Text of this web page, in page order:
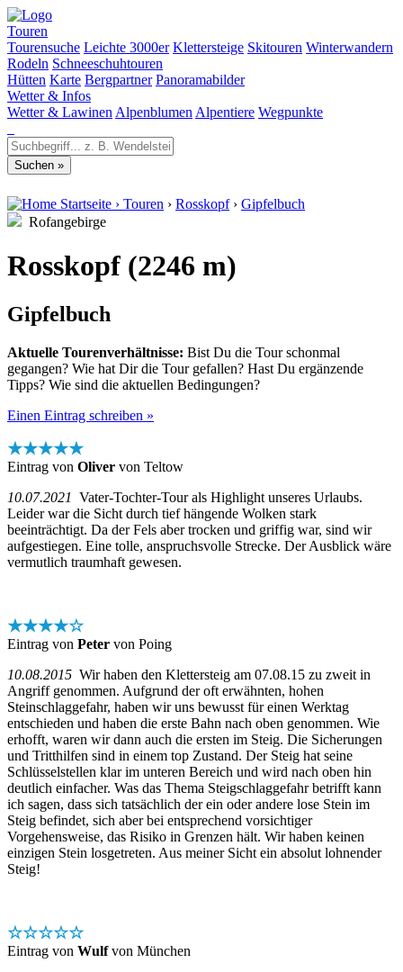
Touren
Tourensuche Leichte 3000er Klettersteige Skitouren Winterwandern
Rodeln Schneeschuhtouren
Hütten Karte Bergpartner Panoramabilder
Wetter & Infos
Wetter & Lawinen Alpenblumen Alpentiere Wegpunkte
Startseite › Touren › Rosskopf › Gipfelbuch
Rofangebirge
Rosskopf (2246 m)
Gipfelbuch
Aktuelle Tourenverhältnisse: Bist Du die Tour schonmal
gegangen? Wie hat Dir die Tour gefallen? Hast Du ergänzende
Tipps? Wie sind die aktuellen Bedingungen?
Einen Eintrag schreiben »
★★★★★
Eintrag von Oliver von Teltow
10.07.2021 Vater-Tochter-Tour als Highlight unseres Urlaubs.
Leider war die Sicht durch tief hängende Wolken stark
beeinträchtigt. Da der Fels aber trocken und griffig war, sind wir
aufgestiegen. Eine tolle, anspruchsvolle Strecke. Der Ausblick wäre
vermutlich traumhaft gewesen.
★★★★☆
Eintrag von Peter von Poing
10.08.2015 Wir haben den Klettersteig am 07.08.15 zu zweit in
Angriff genommen. Aufgrund der oft erwähnten, hohen
Steinschlaggefahr, haben wir uns bewusst für einen Werktag
entschieden und haben die erste Bahn nach oben genommen. Wie
erhofft, waren wir dann auch die ersten im Steig. Die Sicherungen
und Tritthilfen sind in einem top Zustand. Der Steig hat seine
Schlüsselstellen klar im unteren Bereich und wird nach oben hin
deutlich einfacher. Was das Thema Steigschlaggefahr betrifft kann
ich sagen, dass sich tatsächlich der ein oder andere lose Stein im
Steig befindet, sich aber bei entsprechend vorsichtiger
Vorgehensweise, das Risiko in Grenzen hält. Wir haben keinen
einzigen Stein losgetreten. Aus meiner Sicht ein absolut lohnender
Steig!
☆☆☆☆☆
Eintrag von Wulfvon München